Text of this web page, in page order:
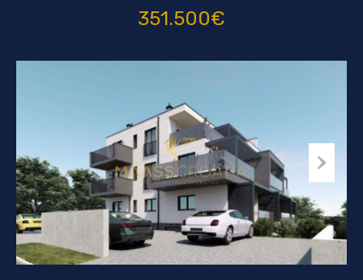
351.500€